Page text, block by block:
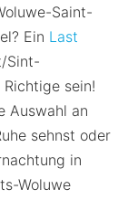
Saint-
Ein Last
Sint-
sein!
Auswahl an
sehnst oder
in
Woluwe